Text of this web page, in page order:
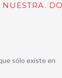
NUESTRA.
sólo existe en